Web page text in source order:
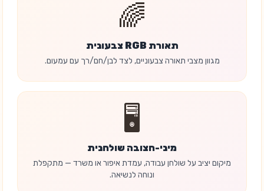
🌈
תאורת RGB צבעונית
מגוון מצבי תאורה צבעוניים, לצד לבן/חם/רך עם עמעום.
🖥️
מיני-חצובה שולחנית
מיקום יציב על שולחן עבודה, עמדת איפור או משרד — מתקפלת
ונוחה לנשיאה.